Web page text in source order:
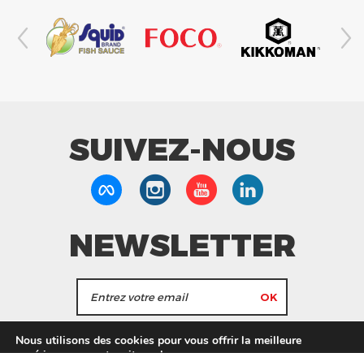
SUIVEZ-NOUS
NEWSLETTER
J'accepte de recevoir les actualités et les
Nous utilisons des cookies pour vous offrir la meilleure